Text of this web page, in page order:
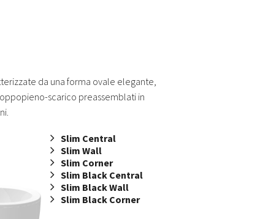
da una forma ovale elegante,
scarico preassemblati in
Slim Central
Slim Wall
Slim Corner
Slim Black Central
Slim Black Wall
Slim Black Corner